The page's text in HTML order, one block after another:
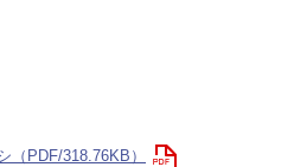
PDF/318.76KB）